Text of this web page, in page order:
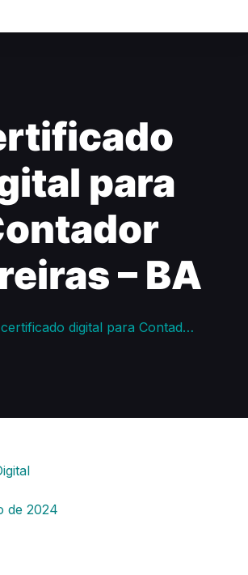
para
– BA
certificado digital para Contador Barreiras – BA
de 2024